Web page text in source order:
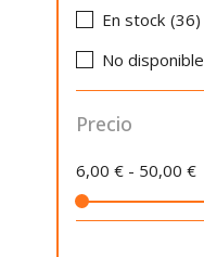
En stock (36)
No disponible
Precio
6,00 € - 50,00 €